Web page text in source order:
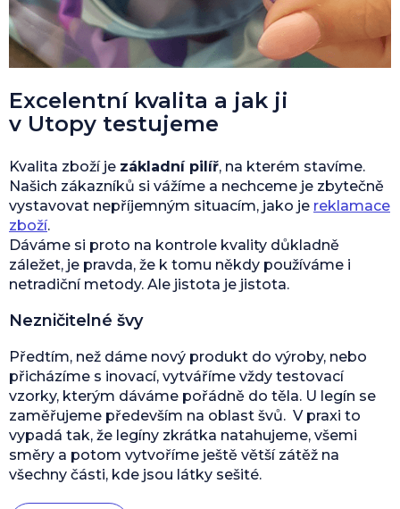
Excelentní kvalita a jak ji
v Utopy testujeme
Kvalita zboží je základní pilíř, na kterém stavíme.
Našich zákazníků si vážíme a nechceme je zbytečně
vystavovat nepříjemným situacím, jako je reklamace
zboží.
Dáváme si proto na kontrole kvality důkladně
záležet, je pravda, že k tomu někdy používáme i
netradiční metody. Ale jistota je jistota.
Nezničitelné švy
Předtím, než dáme nový produkt do výroby, nebo
přicházíme s inovací, vytváříme vždy testovací
vzorky, kterým dáváme pořádně do těla. U legín se
zaměřujeme především na oblast švů. V praxi to
vypadá tak, že legíny zkrátka natahujeme, všemi
směry a potom vytvoříme ještě větší zátěž na
všechny části, kde jsou látky sešité.